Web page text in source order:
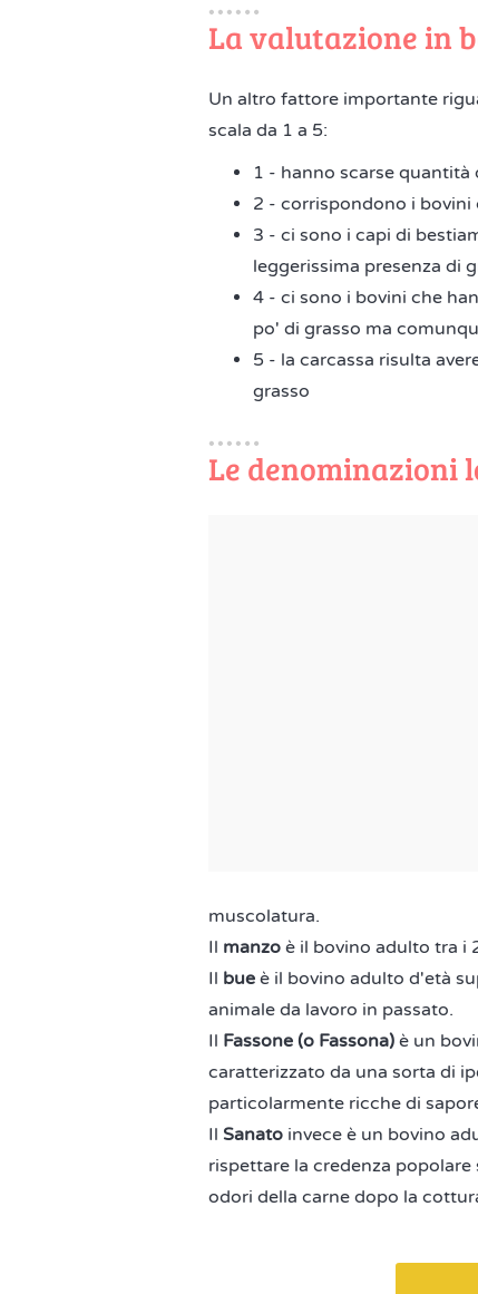
La valutazione in
Un altro fattore importante
scala da 1 a 5:
1 - hanno scarse
2 - corrispondono i bovini
3 - ci sono i capi di
leggerissima presenza di
4 - ci sono i bovini che
po' di grasso ma
5 - la carcassa risulta
grasso
Le denominazioni
muscolatura.
Il manzo è il bovino adulto tra i
Il bue è il bovino adulto d'età
animale da lavoro in passato.
Il Fassone (o Fassona) è un
caratterizzato da una sorta di
particolarmente ricche di
Il Sanato invece è un bovino
rispettare la credenza
odori della carne dopo la